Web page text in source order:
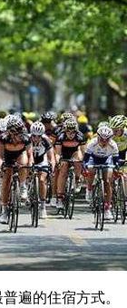
遍的住宿方式。